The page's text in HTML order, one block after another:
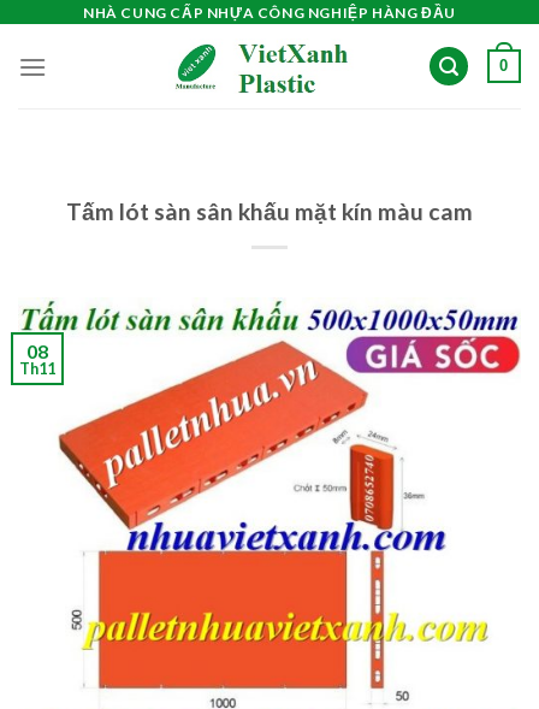
content
NHÀ CUNG CẤP NHỰA CÔNG NGHIỆP HÀNG ĐẦU
0
Tấm lót sàn sân khấu mặt kín màu cam
08
Th11